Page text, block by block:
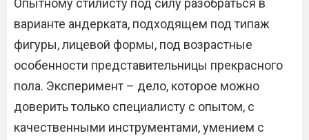
Опытному стилисту под силу разобраться в
варианте андерката, подходящем под типаж
фигуры, лицевой формы, под возрастные
особенности представительницы прекрасного
пола. Эксперимент – дело, которое можно
доверить только специалисту с опытом, с
качественными инструментами, умением с